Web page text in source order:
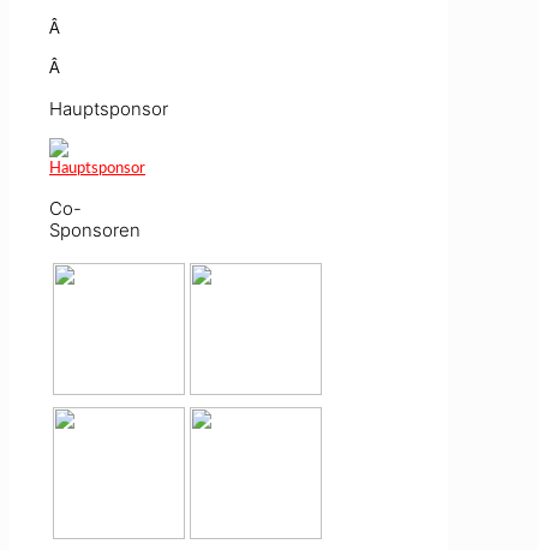
Â
Â
Hauptsponsor
Co-
Sponsoren